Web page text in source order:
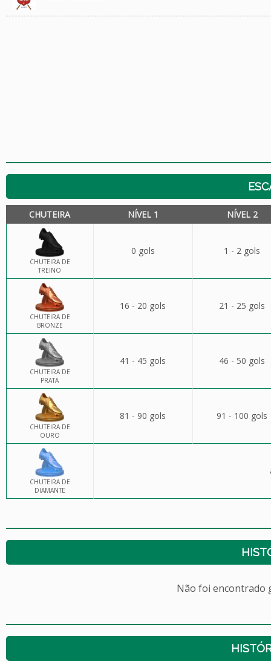
CHUTEIRA NÍVEL 1 NÍVEL 2
CHUTEIRA DE
TREINO
0 gols 1 - 2 gols
CHUTEIRA DE
BRONZE
16 - 20 gols 21 - 25 gols
CHUTEIRA DE
PRATA
41 - 45 gols 46 - 50 gols
CHUTEIRA DE
OURO
81 - 90 gols 91 - 100 gols
CHUTEIRA DE
DIAMANTE
Não foi encontrado